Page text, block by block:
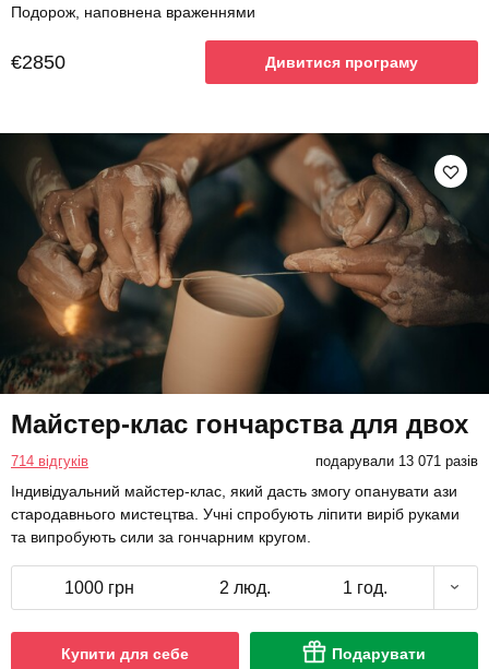
Подорож, наповнена враженнями
€2850 Дивитися програму
Майстер-клас гончарства для двох
714 відгуків подарували 13 071 разів
Індивідуальний майстер-клас, який дасть змогу опанувати ази
стародавнього мистецтва. Учні спробують ліпити виріб руками
та випробують сили за гончарним кругом.
1000 грн 2 люд. 1 год.
Купити для себе Подарувати